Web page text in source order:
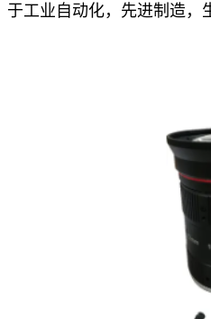
于工业自动化，先进制造，